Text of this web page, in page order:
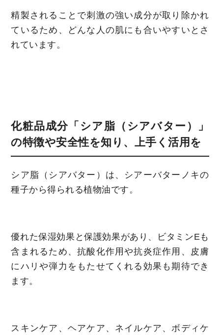
精製されることで刺激の強い成分が取り除かれ
ているため、どんな人の肌にも合いやすいとさ
れています。
化粧品成分「シア脂（シアバター）」
の特徴や安全性を知り、上手く活用を
シア脂（シアバター）は、シアーバターノキの
種子から得られる植物油です。
優れた保湿効果と保護効果があり、ビタミンEも
含まれるため、抗酸化作用や抗炎症作用、皮膚
にハリや弾力をもたせてくれる効果も期待でき
ます。
スキンケア、ヘアケア、ネイルケア、ボディケ